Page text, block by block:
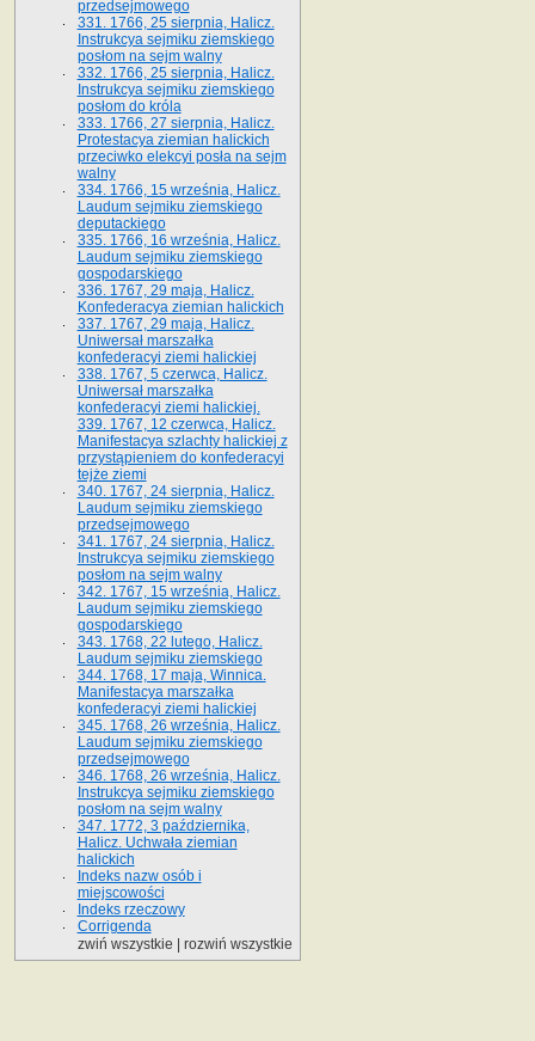
przedsejmowego
331. 1766, 25 sierpnia, Halicz.
Instrukcya sejmiku ziemskiego
posłom na sejm walny
332. 1766, 25 sierpnia, Halicz.
Instrukcya sejmiku ziemskiego
posłom do króla
333. 1766, 27 sierpnia, Halicz.
Protestacya ziemian halickich
przeciwko elekcyi posła na sejm
walny
334. 1766, 15 września, Halicz.
Laudum sejmiku ziemskiego
deputackiego
335. 1766, 16 września, Halicz.
Laudum sejmiku ziemskiego
gospodarskiego
336. 1767, 29 maja, Halicz.
Konfederacya ziemian halickich
337. 1767, 29 maja, Halicz.
Uniwersał marszałka
konfederacyi ziemi halickiej
338. 1767, 5 czerwca, Halicz.
Uniwersał marszałka
konfederacyi ziemi halickiej.
339. 1767, 12 czerwca, Halicz.
Manifestacya szlachty halickiej z
przystąpieniem do konfederacyi
tejże ziemi
340. 1767, 24 sierpnia, Halicz.
Laudum sejmiku ziemskiego
przedsejmowego
341. 1767, 24 sierpnia, Halicz.
Instrukcya sejmiku ziemskiego
posłom na sejm walny
342. 1767, 15 września, Halicz.
Laudum sejmiku ziemskiego
gospodarskiego
343. 1768, 22 lutego, Halicz.
Laudum sejmiku ziemskiego
344. 1768, 17 maja, Winnica.
Manifestacya marszałka
konfederacyi ziemi halickiej
345. 1768, 26 września, Halicz.
Laudum sejmiku ziemskiego
przedsejmowego
346. 1768, 26 września, Halicz.
Instrukcya sejmiku ziemskiego
posłom na sejm walny
347. 1772, 3 października,
Halicz. Uchwała ziemian
halickich
Indeks nazw osób i
miejscowości
Indeks rzeczowy
Corrigenda
zwiń wszystkie
rozwiń wszystkie